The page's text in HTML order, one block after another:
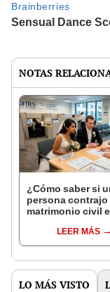
NOTAS
¿Cómo saber si
persona contrajo
matrimonio civil
LEER MÁS
LO MÁS VISTO